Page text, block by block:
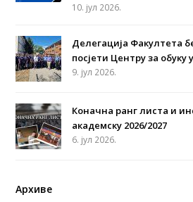
10. јул 2026.
Делегација Факултета
посјети Центру за
9. јул 2026.
Коначна ранг листа и
академску 2026/2027
6. јул 2026.
Архиве